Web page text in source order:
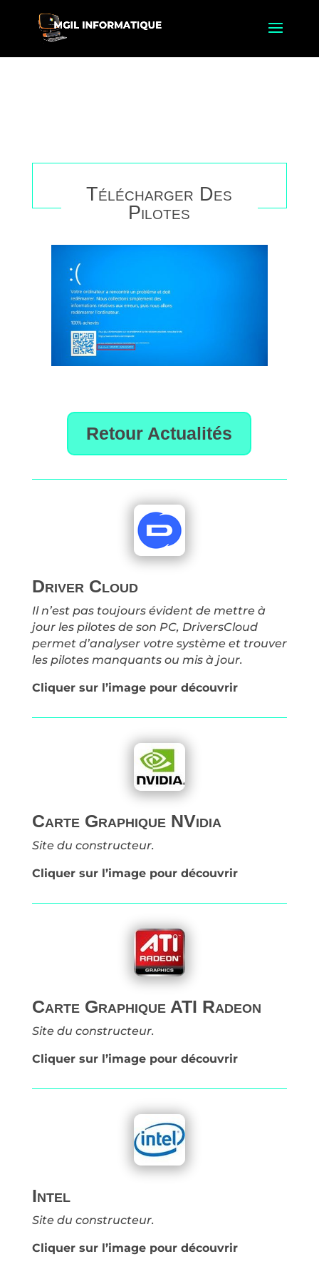
Télécharger Des
Pilotes
Retour Actualités
Driver Cloud
Il n’est pas toujours évident de mettre à
jour les pilotes de son PC, DriversCloud
permet d’analyser votre système et trouver
les pilotes manquants ou mis à jour.
Cliquer sur l’image pour découvrir
Carte Graphique NVidia
Site du constructeur.
Cliquer sur l’image pour découvrir
Carte Graphique ATI Radeon
Site du constructeur.
Cliquer sur l’image pour découvrir
Intel
Site du constructeur.
Cliquer sur l’image pour découvrir